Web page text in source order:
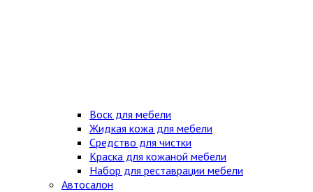
Воск для мебели
Жидкая кожа для мебели
Средство для чистки
Краска для кожаной мебели
Набор для реставрации мебели
Автосалон